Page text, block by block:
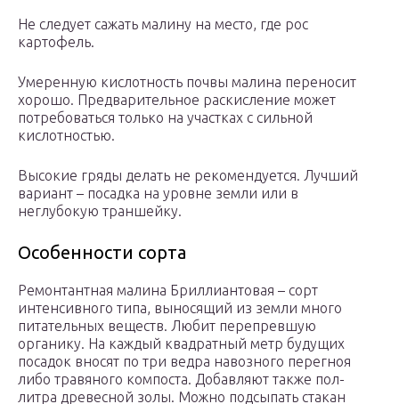
Не следует сажать малину на место, где рос
картофель.
Умеренную кислотность почвы малина переносит
хорошо. Предварительное раскисление может
потребоваться только на участках с сильной
кислотностью.
Высокие гряды делать не рекомендуется. Лучший
вариант – посадка на уровне земли или в
неглубокую траншейку.
Особенности сорта
Ремонтантная малина Бриллиантовая – сорт
интенсивного типа, выносящий из земли много
питательных веществ. Любит перепревшую
органику. На каждый квадратный метр будущих
посадок вносят по три ведра навозного перегноя
либо травяного компоста. Добавляют также пол-
литра древесной золы. Можно подсыпать стакан